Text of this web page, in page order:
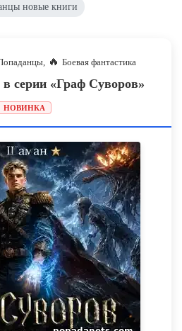
новые книги
🔥 Боевая фантастика
серии «Граф Суворов»
НОВИНКА